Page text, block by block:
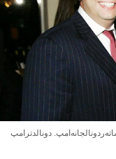
دونالدترامپ